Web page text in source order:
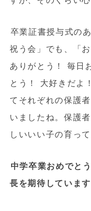
卒業証書授与式の
祝う会」でも、「
ありがとう！ 毎日
とう！ 大好きだよ
てそれぞれの保護
いましたね。保護
しいいい子の育っ
中学卒業おめでとう
長を期待しています